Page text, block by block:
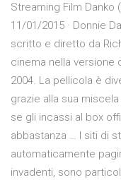
Streaming Film Danko
11/01/2015 · Donnie
scritto e diretto da
cinema nella versione
2004. La pellicola è
grazie alla sua
se gli incassi al box
abbastanza … I siti di
automaticamente
invadenti, sono